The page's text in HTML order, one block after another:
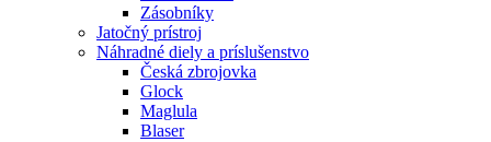
Zásobníky
Jatočný prístroj
Náhradné diely a príslušenstvo
Česká zbrojovka
Glock
Maglula
Blaser